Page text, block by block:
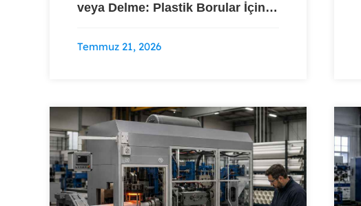
veya Delme: Plastik Borular İçin
Temmuz 21, 2026